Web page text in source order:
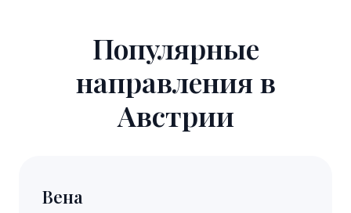
Популярные
направления в
Австрии
Вена